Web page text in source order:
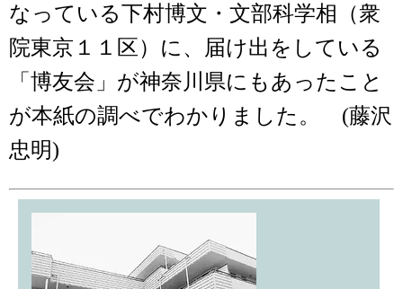
なっている下村博文・文部科学相（衆
院東京１１区）に、届け出をしている
「博友会」が神奈川県にもあったこと
が本紙の調べでわかりました。 (藤沢
忠明)